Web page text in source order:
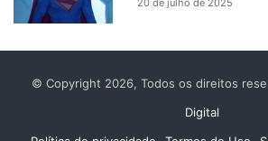
20 de julho de 2025
© Copyright 2026, Todos os direitos
Digital